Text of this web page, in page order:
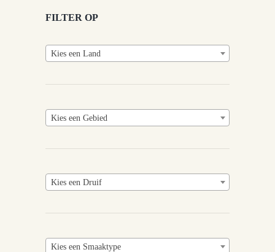
FILTER OP
Kies een Land
Kies een Gebied
Kies een Druif
Kies een Smaaktype